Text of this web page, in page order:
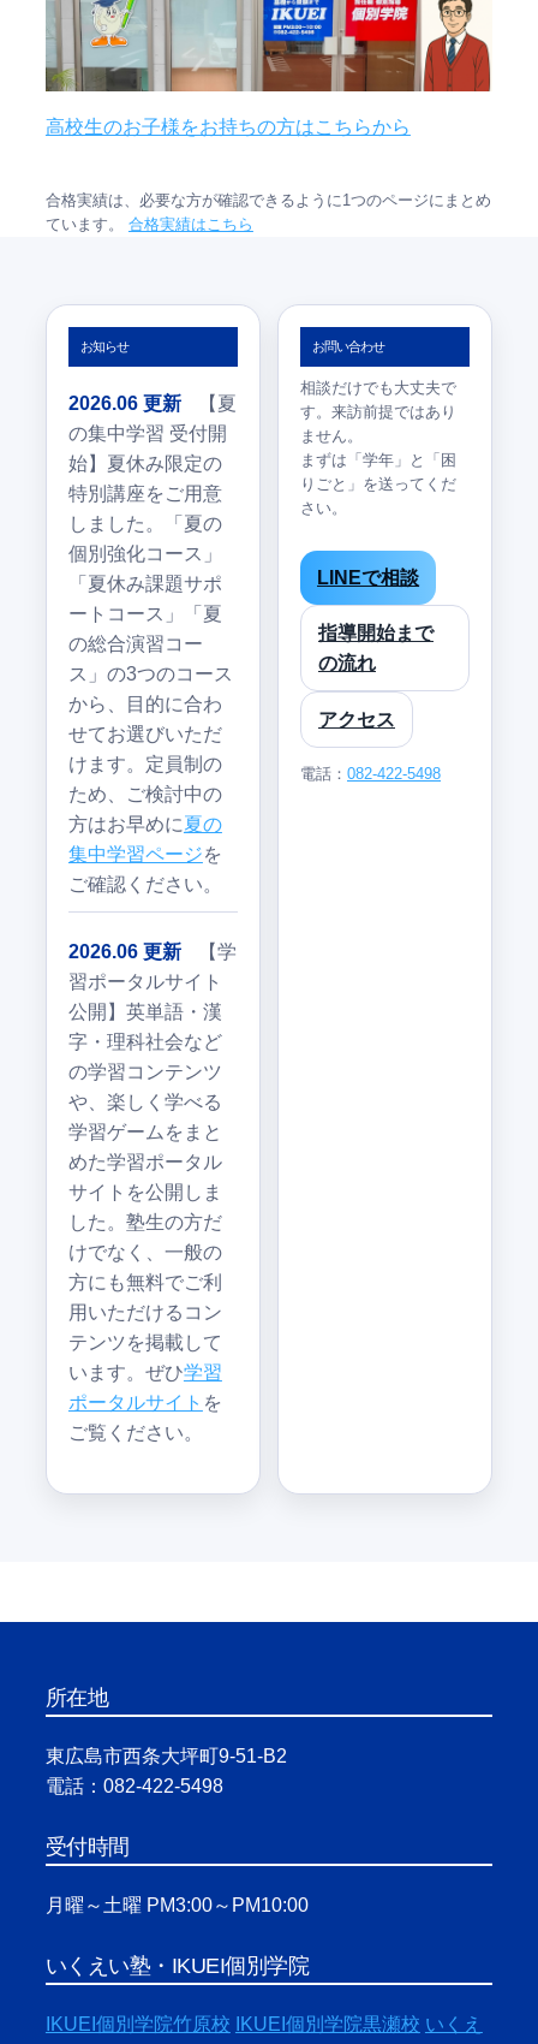
高校生のお子様をお持ちの方はこちらから
合格実績は、必要な方が確認できるように1つのページにまとめ
ています。 合格実績はこちら
お知らせ
2026.06 更新
【夏
の集中学習 受付開
始】夏休み限定の
特別講座をご用意
しました。「夏の
個別強化コース」
「夏休み課題サポ
ートコース」「夏
の総合演習コー
ス」の3つのコース
から、目的に合わ
せてお選びいただ
けます。定員制の
ため、ご検討中の
方はお早めに夏の
集中学習ページを
ご確認ください。
2026.06 更新
【学
習ポータルサイト
公開】英単語・漢
字・理科社会など
の学習コンテンツ
や、楽しく学べる
学習ゲームをまと
めた学習ポータル
サイトを公開しま
した。塾生の方だ
けでなく、一般の
方にも無料でご利
用いただけるコン
テンツを掲載して
います。ぜひ学習
ポータルサイト を
ご覧ください。
お問い合わせ
相談だけでも大丈夫で
す。来訪前提ではあり
ません。
まずは「学年」と「困
りごと」を送ってくだ
さい。
LINEで相談
指導開始まで
の流れ
アクセス
電話： 082-422-5498
所在地
東広島市西条大坪町9-51-B2
電話：082-422-5498
受付時間
月曜～土曜 PM3:00～PM10:00
いくえい塾・IKUEI個別学院
IKUEI個別学院竹原校 IKUEI個別学院黒瀬校 いくえ